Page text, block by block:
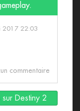
2017 22:03
commentaire
sur Destiny 2